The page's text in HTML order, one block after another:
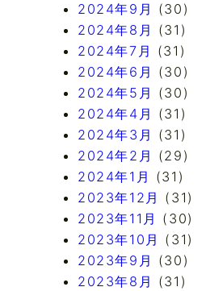
2024年9月 (30)
2024年8月 (31)
2024年7月 (31)
2024年6月 (30)
2024年5月 (30)
2024年4月 (31)
2024年3月 (31)
2024年2月 (29)
2024年1月 (31)
2023年12月 (31)
2023年11月 (30)
2023年10月 (31)
2023年9月 (30)
2023年8月 (31)